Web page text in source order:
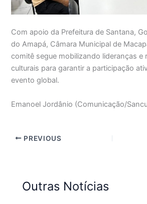
Com apoio da Prefeitura de Santana,
do Amapá, Câmara Municipal de
comitê segue mobilizando lideranças e
culturais para garantir a participação
evento global.
Emanoel Jordânio (Comunicação/
PREVIOUS
Outras Notícias